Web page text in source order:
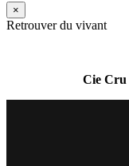
×
Retrouver du vivant
Cie Cru